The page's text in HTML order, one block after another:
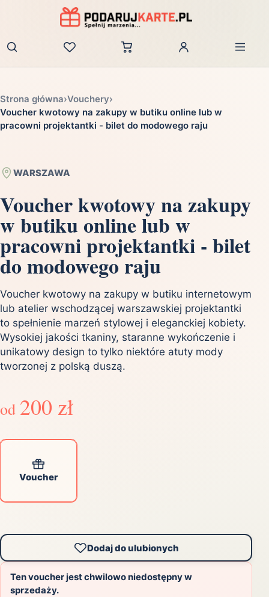
Zaloguj
Strona główna›Vouchery›
Voucher kwotowy na zakupy w butiku online lub w
pracowni projektantki - bilet do modowego raju
WARSZAWA
Voucher kwotowy na zakupy
w butiku online lub w
pracowni projektantki - bilet
do modowego raju
Voucher kwotowy na zakupy w butiku internetowym
lub atelier wschodzącej warszawskiej projektantki
to spełnienie marzeń stylowej i eleganckiej kobiety.
Wysokiej jakości tkaniny, staranne wykończenie i
unikatowy design to tylko niektóre atuty mody
tworzonej z polską duszą.
od 200 zł
Voucher
Dodaj do ulubionych
Ten voucher jest chwilowo niedostępny w
sprzedaży.